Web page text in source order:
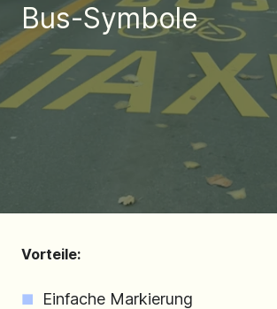
Bus-Symbole
Vorteile:
Einfache Markierung